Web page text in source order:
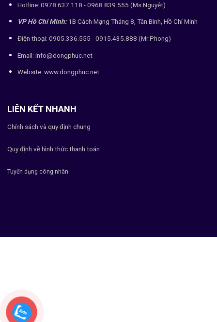
Hotline: 0978 637 118 - 0968.839.555 (Ms.Nguyệt)
VP Hồ Chí Minh:1B Cách Mạng Tháng 8, Tân Bình, Hồ Chí Minh
Điện thoại: 0905.336.555 - 0915.435.888 (Mr.Phong)
Email: info@dongphuc.net
Website: www.dongphuc.net
LIÊN KẾT NHANH
Chính sách và quy định chung
Quy định về hình thức thanh toán
Tuyển dụng công nhân